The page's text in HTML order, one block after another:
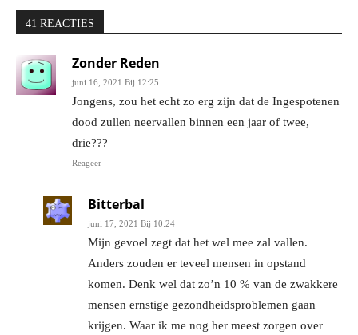
41 REACTIES
Zonder Reden
juni 16, 2021 Bij 12:25
Jongens, zou het echt zo erg zijn dat de Ingespotenen
dood zullen neervallen binnen een jaar of twee,
drie???
Reageer
Bitterbal
juni 17, 2021 Bij 10:24
Mijn gevoel zegt dat het wel mee zal vallen.
Anders zouden er teveel mensen in opstand
komen. Denk wel dat zo’n 10 % van de zwakkere
mensen ernstige gezondheidsproblemen gaan
krijgen. Waar ik me nog her meest zorgen over